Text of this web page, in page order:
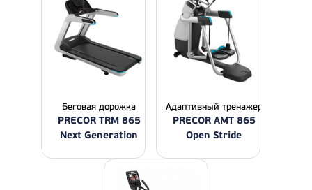
Беговая дорожка
PRECOR TRM 865
Next Generation
Адаптивный тренажер
PRECOR AMT 865
Open Stride